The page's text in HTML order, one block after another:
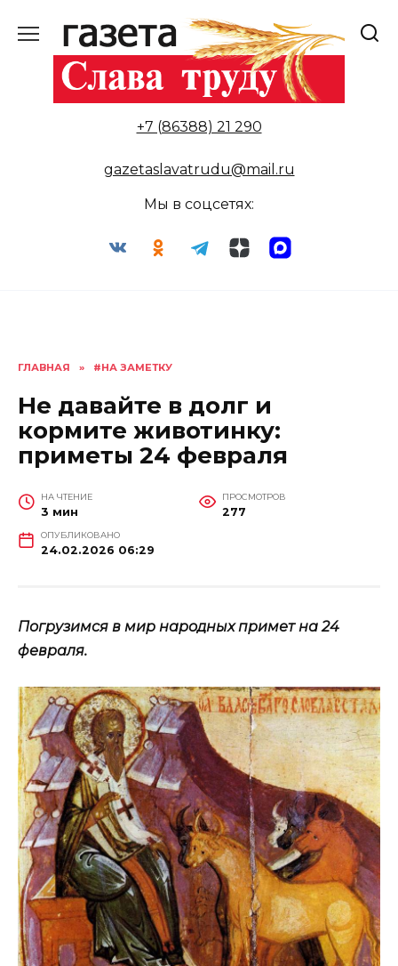
содержанию
+7 (86388) 21 290
gazetaslavatrudu@mail.ru
Мы в соцсетях:
ГЛАВНАЯ » #НА ЗАМЕТКУ
Не давайте в долг и
кормите животинку:
приметы 24 февраля
НА ЧТЕНИЕ
3 мин
ПРОСМОТРОВ
277
ОПУБЛИКОВАНО
24.02.2026 06:29
Погрузимся в мир народных примет на 24
февраля.